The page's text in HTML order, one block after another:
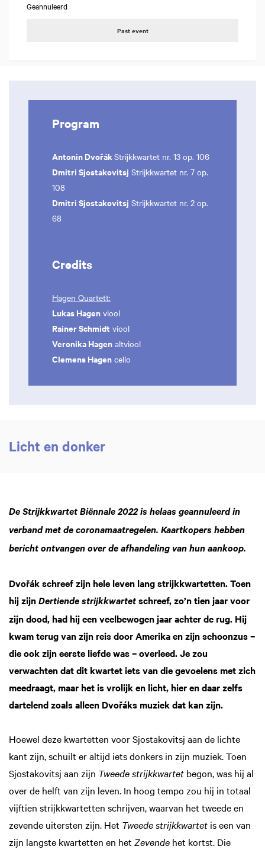
Geannuleerd
Past event
Program
Antonin DvořákStrijkkwartet nr. 13 op. 106
Dmitri Sjostakovitsj Strijkkwartet nr. 7 op.
108
Dmitri Sjostakovitsj Strijkkwartet nr. 2 op.
68
Credits
Hagen Quartett:
Lukas Hagen viool
Rainer Schmidt viool
Veronika Hagen altviool
Clemens Hagen cello
Licht en donker
De Strijkkwartet Biënnale 2022 is helaas geannuleerd in
verband met de coronamaatregelen. Kaartkopers hebben
bericht ontvangen over de afhandeling van hun aankoop.
Dvořák schreef zijn hele leven lang strijkkwartetten. Toen
hij zijn Dertiende strijkkwartet schreef, zo’n tien jaar voor
zijn dood, had hij een veelbewogen jaar achter de rug. Hij
kwam terug van zijn reis door Amerika en zijn schoonzus –
die ook zijn eerste liefde was – overleed. Je zou
verwachten dat dit kwartet iets van die gevoelens met zich
meedraagt, maar het is vrolijk en licht, hier en daar zelfs
dartelend zoals alleen Dvořáks muziek dat kan zijn.
Hoewel deze kwartetten voor Sjostakovitsj aan de lichte
kant zijn, schuilt er altijd iets donkers in zijn muziek. Toen
Sjostakovitsj aan zijn Tweede strijkkwartet begon, was hij al
over de helft van zijn leven. In hoog tempo zou hij in totaal
vijftien strijkkwartetten schrijven, waarvan het tweede en
zevende uitersten zijn. Het Tweede strijkkwartet is een van
zijn langste kwartetten en het Zevende het kortst. Die